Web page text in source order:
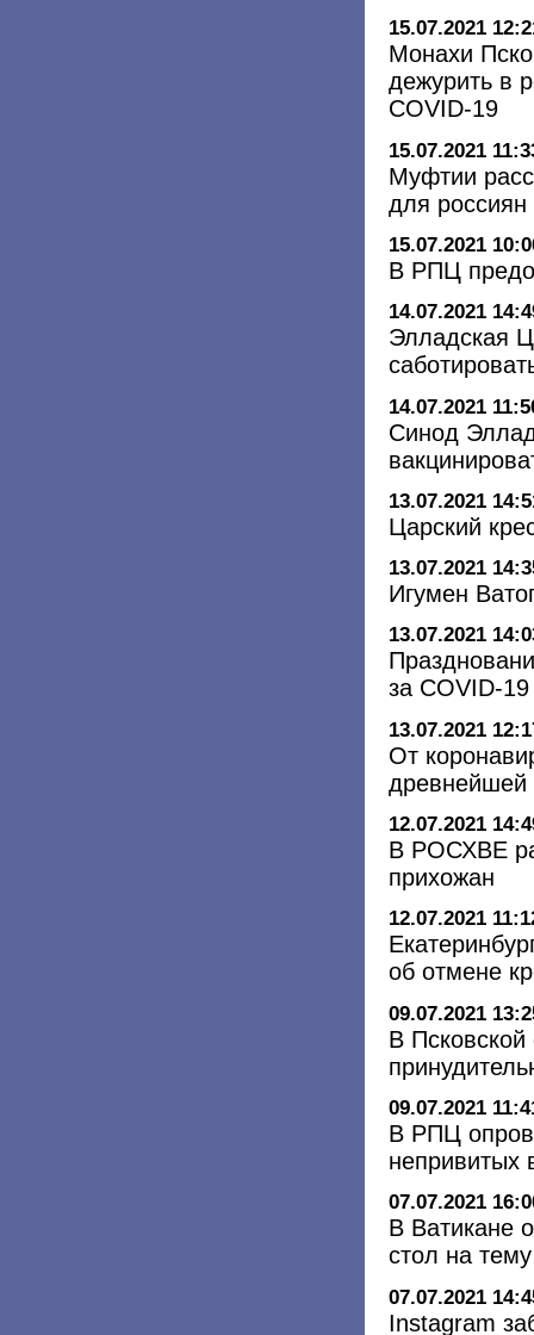
15.07.2021
Монахи
дежурить в
COVID-19
15.07.2021
Муфтии
для россиян
15.07.2021
В РПЦ
14.07.2021
Элладская
14.07.2021
Синод
13.07.2021
Царский
13.07.2021
Игумен
13.07.2021
за COVID-19
13.07.2021
От
12.07.2021
В РОСХВЕ
прихожан
12.07.2021
об отмене
09.07.2021
В Псковской
09.07.2021
В РПЦ
непривитых
07.07.2021
В Ватикане
стол на
07.07.2021
Instagram